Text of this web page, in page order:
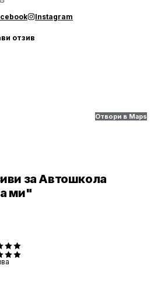
Instagram
отзив
Отвори в Maps
за Автошкола
ми"